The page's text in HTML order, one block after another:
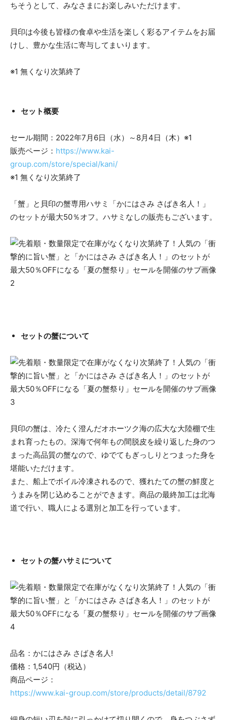
ちそうとして、みなさまにお楽しみいただけます。
貝印は今後も皆様の食卓や生活を楽しく彩るアイテムをお届
けし、豊かな生活に寄与してまいります。
※1 無くなり次第終了
セット概要
セール期間：2022年7月6日（水）～8月4日（木）※1
販売ページ： https://www.kai-
group.com/store/special/kani/
※1 無くなり次第終了
「蟹」と貝印の蟹専用ハサミ「かにはさみ さばき名人！」
のセットが最大50％オフ。ハサミなしの販売もございます。
セットの蟹について
貝印の蟹は、冷たく澄んだオホーツク海の広大な大陸棚で生
まれ育ったもの。深海で何年もの間脱皮を繰り返した身のつ
まった高品質の蟹なので、ゆでてもぎっしりとつまった身を
堪能いただけます。
また、船上でボイル冷凍されるので、獲れたての蟹の鮮度と
うまみを閉じ込めることができます。商品の最終加工は北海
道で行い、職人による選別と加工を行っています。
セットの蟹ハサミについて
品名：かにはさみ さばき名人!
価格：1,540円（税込）
商品ページ：
https://www.kai-group.com/store/products/detail/8792